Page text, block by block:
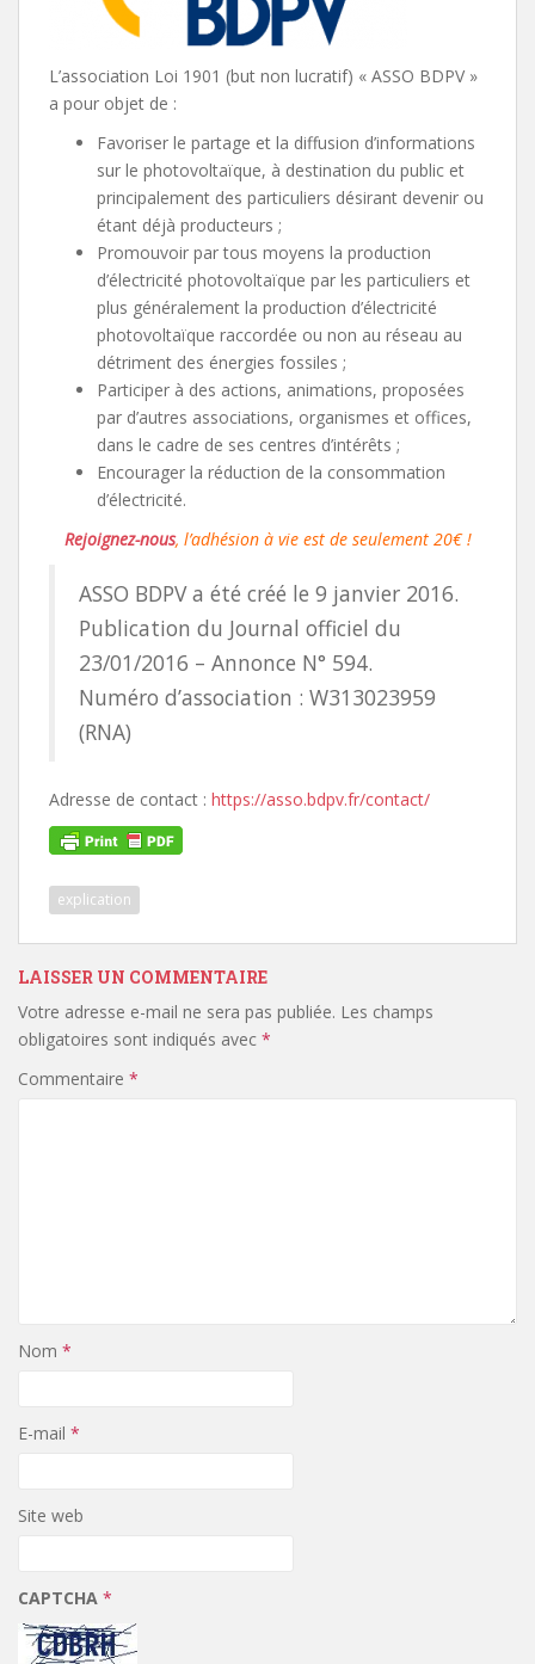
L’association Loi 1901 (but non lucratif) « ASSO BDPV »
a pour objet de :
Favoriser le partage et la diffusion d’informations
sur le photovoltaïque, à destination du public et
principalement des particuliers désirant devenir ou
étant déjà producteurs ;
Promouvoir par tous moyens la production
d’électricité photovoltaïque par les particuliers et
plus généralement la production d’électricité
photovoltaïque raccordée ou non au réseau au
détriment des énergies fossiles ;
Participer à des actions, animations, proposées
par d’autres associations, organismes et offices,
dans le cadre de ses centres d’intérêts ;
Encourager la réduction de la consommation
d’électricité.
Rejoignez-nous, l’adhésion à vie est de seulement 20€ !
ASSO BDPV a été créé le 9 janvier 2016.
Publication du Journal officiel du
23/01/2016 – Annonce N° 594.
Numéro d’association : W313023959
(RNA)
Adresse de contact : https://asso.bdpv.fr/contact/
explication
LAISSER UN COMMENTAIRE
Votre adresse e-mail ne sera pas publiée. Les champs
obligatoires sont indiqués avec *
Commentaire *
Nom *
E-mail *
Site web
CAPTCHA *